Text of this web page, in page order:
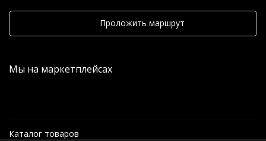
Проложить маршрут
Мы на маркетплейсах
Каталог товаров